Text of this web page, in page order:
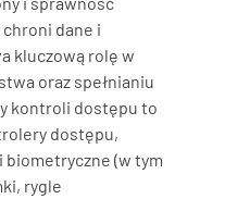
chroni dane i
kluczową rolę w
oraz spełnianiu
kontroli dostępu to
dostępu,
(w tym
rygle